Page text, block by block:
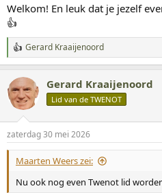
e
n
:
Welkom! En leuk dat je jezelf
👍
W
a
r
d
e
n
g
Gerard Kraaijenoord
Gerard Kraaijenoord
Lid van de TWENOT
zaterdag 30 mei 2026
Maarten Weers zei:
Nu ook nog even Twenot lid